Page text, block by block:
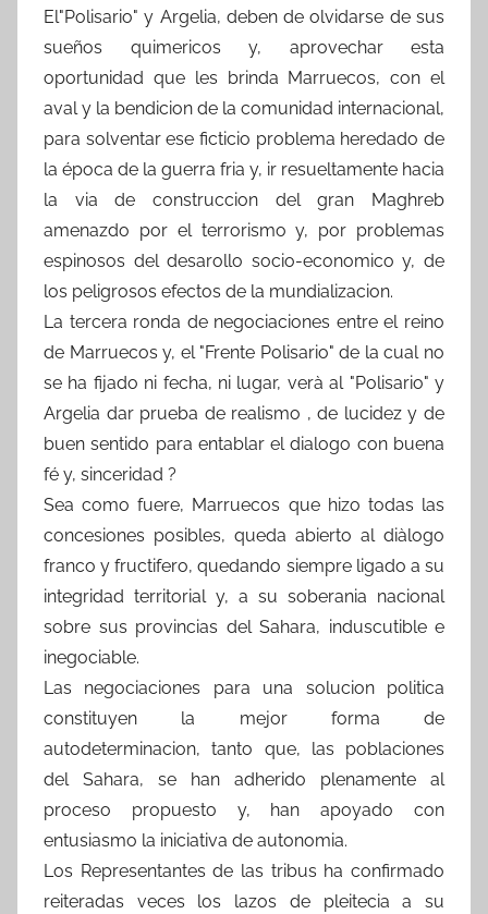
El"Polisario" y Argelia, deben de olvidarse de sus
sueños quimericos y, aprovechar esta
oportunidad que les brinda Marruecos, con el
aval y la bendicion de la comunidad internacional,
para solventar ese ficticio problema heredado de
la época de la guerra fria y, ir resueltamente hacia
la via de construccion del gran Maghreb
amenazdo por el terrorismo y, por problemas
espinosos del desarollo socio-economico y, de
los peligrosos efectos de la mundializacion.
La tercera ronda de negociaciones entre el reino
de Marruecos y, el "Frente Polisario" de la cual no
se ha fijado ni fecha, ni lugar, verà al "Polisario" y
Argelia dar prueba de realismo , de lucidez y de
buen sentido para entablar el dialogo con buena
fé y, sinceridad ?
Sea como fuere, Marruecos que hizo todas las
concesiones posibles, queda abierto al diàlogo
franco y fructifero, quedando siempre ligado a su
integridad territorial y, a su soberania nacional
sobre sus provincias del Sahara, induscutible e
inegociable.
Las negociaciones para una solucion politica
constituyen la mejor forma de
autodeterminacion, tanto que, las poblaciones
del Sahara, se han adherido plenamente al
proceso propuesto y, han apoyado con
entusiasmo la iniciativa de autonomia.
Los Representantes de las tribus ha confirmado
reiteradas veces los lazos de pleitecia a su